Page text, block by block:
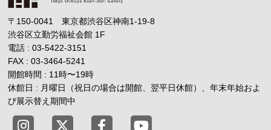
〒150-0041 東京都渋谷区神南1-19-8
渋谷区立勤労福祉会館 1F
電話 : 03-5422-3151
FAX : 03-3464-5241
開館時間 : 11時〜19時
休館日 : 月曜日（祝日の場合は開館、翌平日休館）、年末年始およ
び展示替え期間中
東京都渋谷公園通りギャラリー X
東京都渋谷公園通りギャラリー
東京都渋谷公園通りギャ